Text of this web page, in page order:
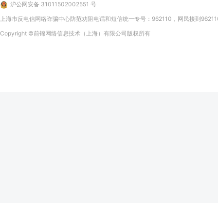
沪公网安备 31011502002551 号
上海市反电信网络诈骗中心防范劝阻电话和短信统一专号：962110，网民接到
Copyright ©前锦网络信息技术（上海）有限公司 版权所有